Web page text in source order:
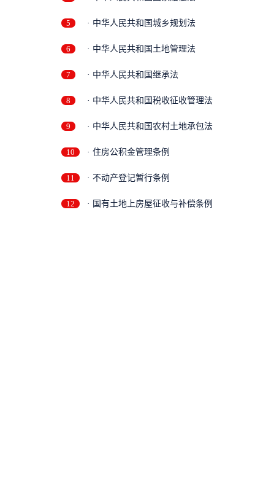
5 · 中华人民共和国城乡规划法
6 · 中华人民共和国土地管理法
7 · 中华人民共和国继承法
8 · 中华人民共和国税收征收管理法
9 · 中华人民共和国农村土地承包法
10 · 住房公积金管理条例
11 · 不动产登记暂行条例
12 · 国有土地上房屋征收与补偿条例